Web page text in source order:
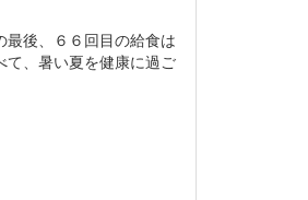
後、６６回目の給食は
、暑い夏を健康に過ご